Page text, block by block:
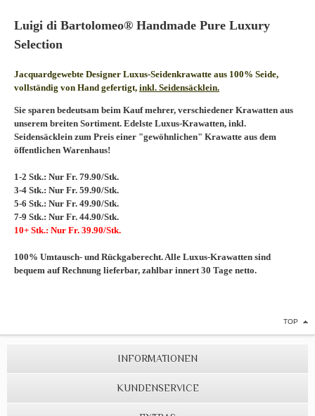
Luigi di Bartolomeo® Handmade Pure Luxury
Selection
Jacquardgewebte Designer Luxus-Seidenkrawatte aus 100% Seide,
vollständig von Hand gefertigt, inkl. Seidensäcklein.
Sie sparen bedeutsam beim Kauf mehrer, verschiedener Krawatten aus
unserem breiten Sortiment. Edelste Luxus-Krawatten, inkl.
Seidensäcklein zum Preis einer "gewöhnlichen" Krawatte aus dem
öffentlichen Warenhaus!
1-2 Stk.: Nur Fr. 79.90/Stk.
3-4 Stk.: Nur Fr. 59.90/Stk.
5-6 Stk.: Nur Fr. 49.90/Stk.
7-9 Stk.: Nur Fr. 44.90/Stk.
10+ Stk.: Nur Fr. 39.90/Stk.
100% Umtausch- und Rückgaberecht. Alle Luxus-Krawatten sind
bequem auf Rechnung lieferbar, zahlbar innert 30 Tage netto.
TOP
INFORMATIONEN
KUNDENSERVICE